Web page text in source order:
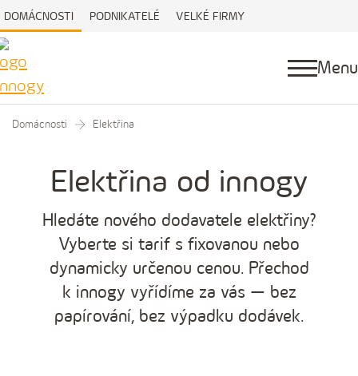
DOMÁCNOSTI PODNIKATELÉ VELKÉ FIRMY
Menu
Domácnosti Elektřina
Elektřina od innogy
Hledáte nového dodavatele elektřiny?
Vyberte si tarif s fixovanou nebo
dynamicky určenou cenou. Přechod
k innogy vyřídíme za vás — bez
papírování, bez výpadku dodávek.